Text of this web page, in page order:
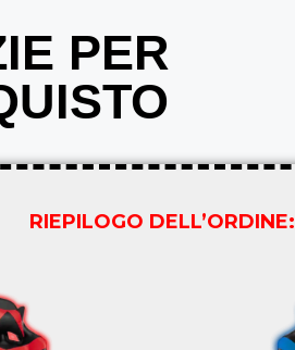
PER
RIEPILOGO DELL’ORDINE: